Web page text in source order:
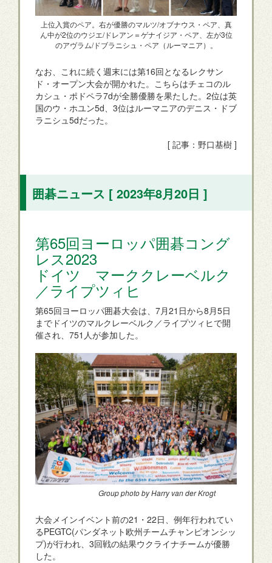
上位入賞のペア。右が優勝のマルツ/オブナウス・ペア、真
ん中が2位のウジエ/ドレアン＝ゲナイジア・ペア、左が3位
のアヴラム/ドブラニシュ・ペア（ルーマニア）。
なお、これに続く週末には第16回となるレクサン
ド・オープン大会が開かれた。こちらはチェコのル
カシュ・ポドペラ7dが全勝優勝を果たした。2位は英
国のウ・ホユン5d、3位はルーマニアのデニス・ドブ
ラニシュ5dだった。
[ 記事：野口基樹 ]
囲碁ニュース [ 2023年8月20日 ]
第65回ヨーロッパ囲碁コング
レス2023
ドイツ マーククレーベルク
／ライプツィヒ
第65回ヨーロッパ囲碁大会は、7月21日から8月5日
までドイツのマルクレーベルク／ライプツィヒで開
催され、751人が参加した。
Group photo by Harry van der Krogt
大会メインイベント前の21・22日、例年行われてい
るPEGTC(パンダネット欧州チームチャンピオンシッ
プ)が行われ、3回戦の結果ウクライナチームが優勝
した。